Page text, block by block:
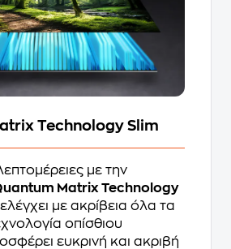
Technology Slim
με την
Matrix Technology
με ακρίβεια όλα τα
οπίσθιου
ευκρινή και ακριβή